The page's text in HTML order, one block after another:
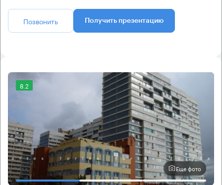
Позвонить Получить презентацию
8.2
Еще фото